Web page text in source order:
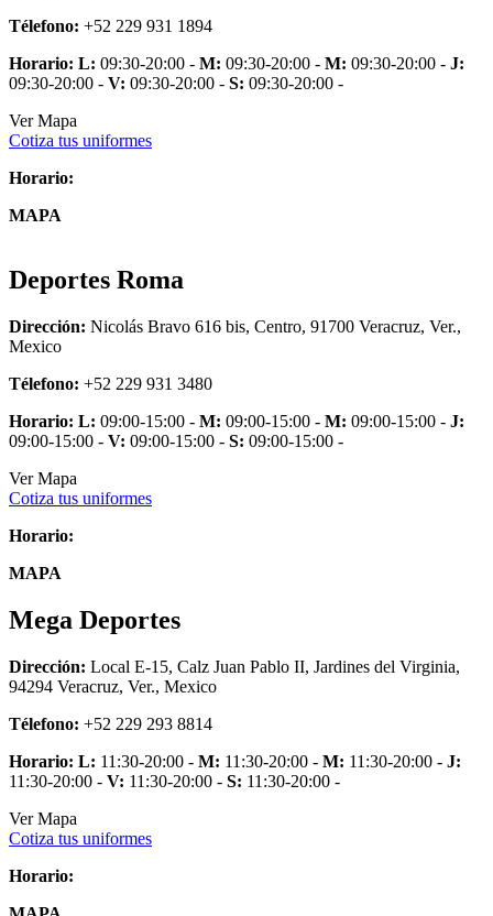
Télefono: +52 229 931 1894
Horario: L: 09:30-20:00 - M: 09:30-20:00 - M: 09:30-20:00 - J:
09:30-20:00 - V: 09:30-20:00 - S: 09:30-20:00 -
Ver Mapa
Cotiza tus uniformes
Horario:
MAPA
Deportes Roma
Dirección: Nicolás Bravo 616 bis, Centro, 91700 Veracruz, Ver.,
Mexico
Télefono: +52 229 931 3480
Horario: L: 09:00-15:00 - M: 09:00-15:00 - M: 09:00-15:00 - J:
09:00-15:00 - V: 09:00-15:00 - S: 09:00-15:00 -
Ver Mapa
Cotiza tus uniformes
Horario:
MAPA
Mega Deportes
Dirección: Local E-15, Calz Juan Pablo II, Jardines del Virginia,
94294 Veracruz, Ver., Mexico
Télefono: +52 229 293 8814
Horario: L: 11:30-20:00 - M: 11:30-20:00 - M: 11:30-20:00 - J:
11:30-20:00 - V: 11:30-20:00 - S: 11:30-20:00 -
Ver Mapa
Cotiza tus uniformes
Horario: